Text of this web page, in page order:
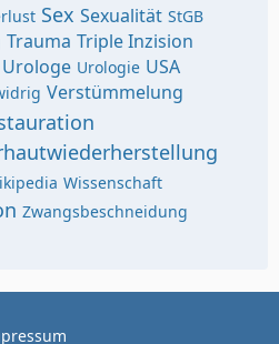
Sex Sexualität StGB
Trauma Triple Inzision
Urologe Urologie USA
Verstümmelung
Wissenschaft
Zwangsbeschneidung